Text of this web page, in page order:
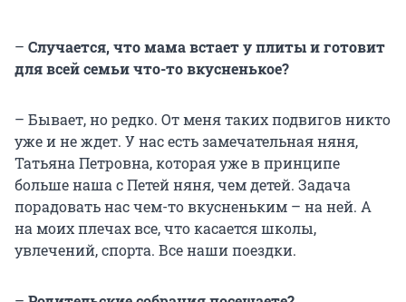
– Случается, что мама встает у плиты и готовит
для всей семьи что-то вкусненькое?
– Бывает, но редко. От меня таких подвигов никто
уже и не ждет. У нас есть замечательная няня,
Татьяна Петровна, которая уже в принципе
больше наша с Петей няня, чем детей. Задача
порадовать нас чем-то вкусненьким – на ней. А
на моих плечах все, что касается школы,
увлечений, спорта. Все наши поездки.